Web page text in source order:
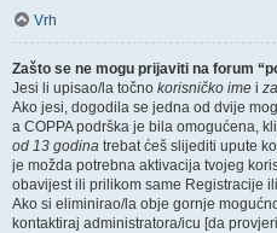
Vrh
Zašto se ne mogu prijaviti na forum
Jesi li upisao/la točno korisničko ime i
Ako jesi, dogodila se jedna od dvije
a COPPA podrška je bila omogućena,
od 13 godina trebat ćeš slijediti upute
je možda potrebna aktivacija tvojeg
obavijest ili prilikom same Registracije
Ako si eliminirao/la obje gornje
kontaktiraj administratora/icu [da